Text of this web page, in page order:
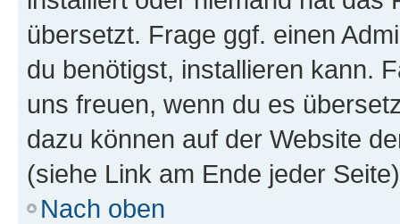
übersetzt. Frage ggf. einen
du benötigst, installieren kann.
uns freuen, wenn du es
dazu können auf der Website
(siehe Link am Ende jeder
Nach oben